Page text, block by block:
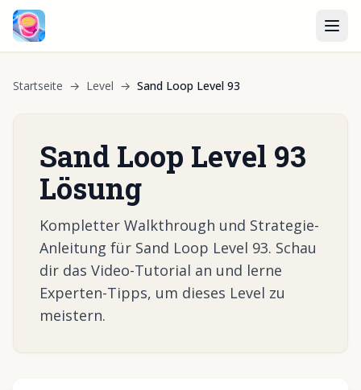
Startseite → Level → Sand Loop Level 93
Sand Loop Level 93
Lösung
Kompletter Walkthrough und Strategie-
Anleitung für Sand Loop Level 93. Schau
dir das Video-Tutorial an und lerne
Experten-Tipps, um dieses Level zu
meistern.